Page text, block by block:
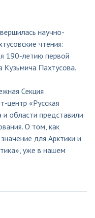
научно-
чтения:
190-летию первой
Кузьмича Пахтусова.
Секция
центр «Русская
области представили
О том, как
для Арктики и
уже в нашем